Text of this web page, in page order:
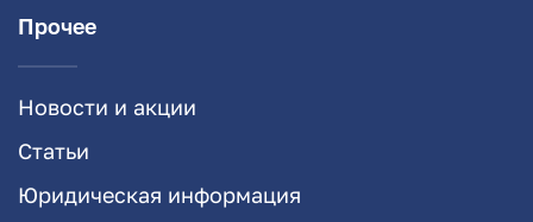
Прочее
Новости и акции
Статьи
Юридическая информация